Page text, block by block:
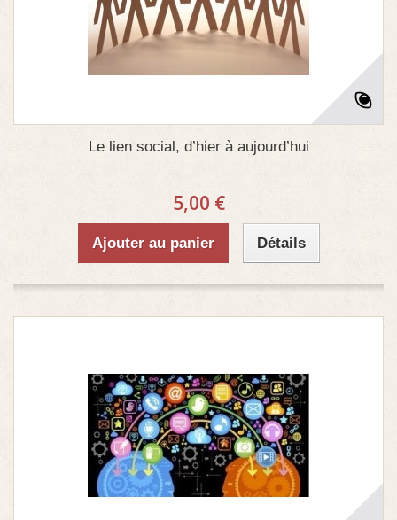
Le lien social, d’hier à aujourd’hui
5,00 €
Ajouter au panier Détails